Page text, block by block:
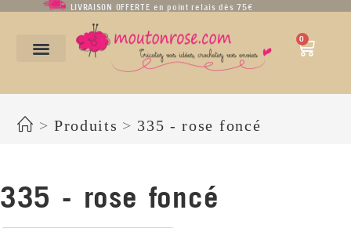
LIVRAISON OFFERTE en point relais dès 75€
0
> Produits > 335 - rose foncé
335 - rose foncé